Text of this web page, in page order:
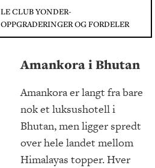
LE CLUB YONDER-
OPPGRADERINGER OG FORDELER
Amankora i Bhutan
Amankora er langt fra bare
nok et luksushotell i
Bhutan, men ligger spredt
over hele landet mellom
Himalayas topper. Hver